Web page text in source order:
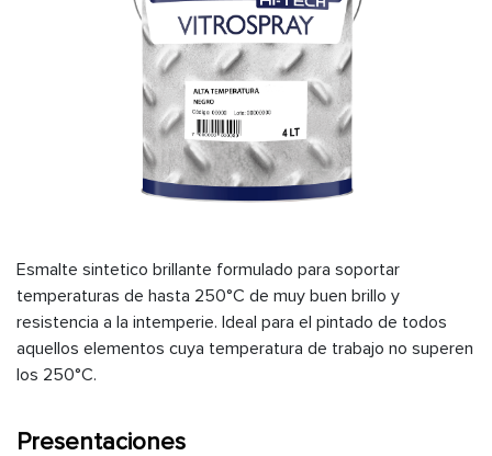
Esmalte sintetico brillante formulado para soportar
temperaturas de hasta 250°C de muy buen brillo y
resistencia a la intemperie. Ideal para el pintado de todos
aquellos elementos cuya temperatura de trabajo no superen
los 250°C.
Presentaciones